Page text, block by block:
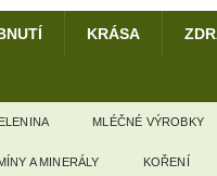
KRÁSA
MLÉČNÉ VÝROBKY
A MINERÁLY KOŘENÍ